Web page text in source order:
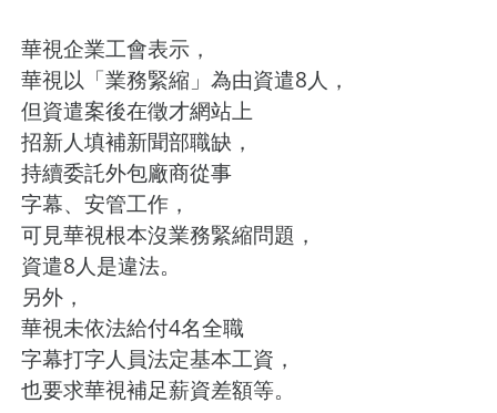
華視企業工會表示，
華視以「業務緊縮」為由資遣8人，
但資遣案後在徵才網站上
招新人填補新聞部職缺，
持續委託外包廠商從事
字幕、安管工作，
可見華視根本沒業務緊縮問題，
資遣8人是違法。
另外，
華視未依法給付4名全職
字幕打字人員法定基本工資，
也要求華視補足薪資差額等。